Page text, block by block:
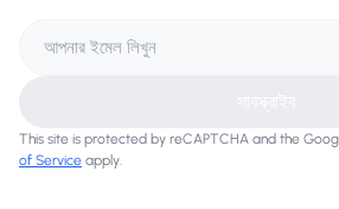
This site is protected by reCAPTCHA and the
of Service apply.